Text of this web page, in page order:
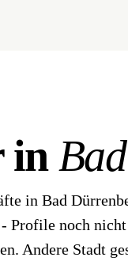
in
in Bad
Profile noch
Andere Stadt